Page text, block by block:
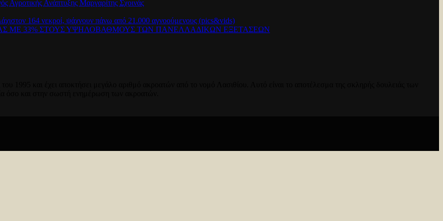
Αγροτικής Ανάπτυξης Μαργαρίτης Σχοινάς
164 νεκροί, ψάχνουν πάνω από 21.000 αγνοούμενους (pics&vids)
ΜΕ 33% ΣΤΟΥΣ ΥΨΗΛΟΒΑΘΜΟΥΣ ΤΩΝ ΠΑΝΕΛΛΑΔΙΚΩΝ ΕΞΕΤΑΣΕΩΝ